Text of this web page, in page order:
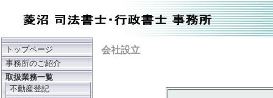
トップページ
事務所のご紹介
取扱業務一覧
不動産登記
会社設立